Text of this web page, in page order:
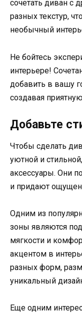
сочетать диван с
разных текстур,
необычный
Не бойтесь
интерьере!
добавить в вашу
создавая
Добавьте
Чтобы сделать
уютной и
аксессуары. Они
и придают
Одним из
зоны являются
мягкости и
акцентом в
разных форм,
уникальный
Еще одним